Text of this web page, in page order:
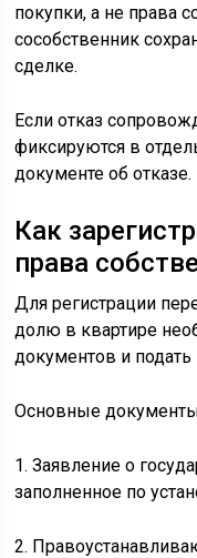
покупки, а не права
сособственник
сделке.
Если отказ
фиксируются в
документе об отказе.
Как
права
Для регистрации
долю в квартире
документов и подать
Основные
1. Заявление о
заполненное по
2.